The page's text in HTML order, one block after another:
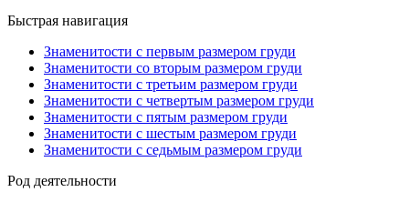
Быстрая навигация
Знаменитости с первым размером груди
Знаменитости со вторым размером груди
Знаменитости с третьим размером груди
Знаменитости с четвертым размером груди
Знаменитости с пятым размером груди
Знаменитости с шестым размером груди
Знаменитости с седьмым размером груди
Род деятельности